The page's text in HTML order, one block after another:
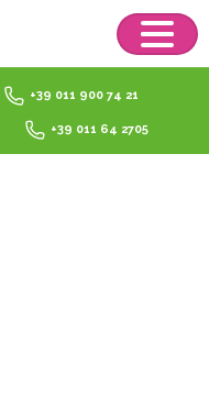
+39 011 900 74 21
+39 011 64 2705